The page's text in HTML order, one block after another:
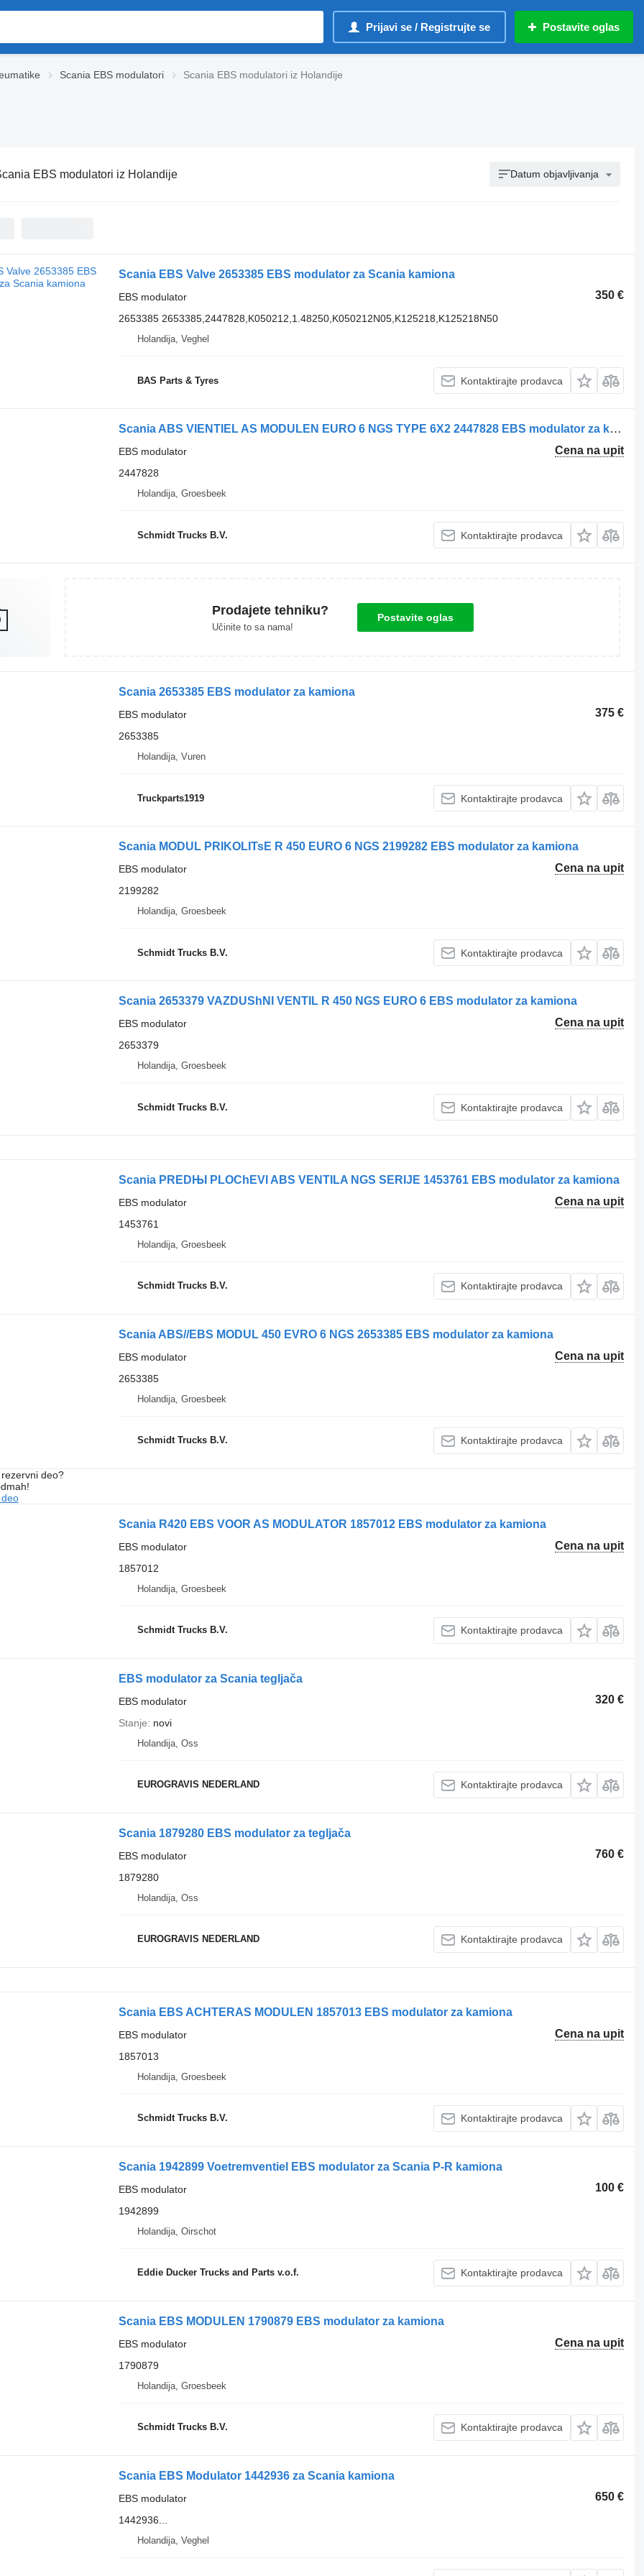
Prijavi se / Registrujte se Postavite oglas
Scania EBS modulatori Scania EBS modulatori iz Holandije
EBS modulatori iz Holandije Datum objavljivanja
Scania EBS Valve 2653385 EBS modulator za Scania kamiona
350 €
EBS modulator
2653385 2653385,2447828,K050212,1.48250,K050212N05,K125218,K125218N50
Holandija, Veghel
BAS Parts & Tyres Kontaktirajte prodavca
Scania ABS VIENTIEL AS MODULEN EURO 6 NGS TYPE 6X2 2447828 EBS modulator za kamiona
Cena na upit
EBS modulator
2447828
Holandija, Groesbeek
Schmidt Trucks B.V. Kontaktirajte prodavca
Prodajete tehniku?
Učinite to sa nama!
Postavite oglas
Scania 2653385 EBS modulator za kamiona
375 €
EBS modulator
2653385
Holandija, Vuren
Truckparts1919 Kontaktirajte prodavca
Scania MODUL PRIKOLITsE R 450 EURO 6 NGS 2199282 EBS modulator za kamiona
Cena na upit
EBS modulator
2199282
Holandija, Groesbeek
Schmidt Trucks B.V. Kontaktirajte prodavca
Scania 2653379 VAZDUShNI VENTIL R 450 NGS EURO 6 EBS modulator za kamiona
Cena na upit
EBS modulator
2653379
Holandija, Groesbeek
Schmidt Trucks B.V. Kontaktirajte prodavca
Scania PREDЊI PLOChEVI ABS VENTILA NGS SERIЈE 1453761 EBS modulator za kamiona
Cena na upit
EBS modulator
1453761
Holandija, Groesbeek
Schmidt Trucks B.V. Kontaktirajte prodavca
Scania ABS//EBS MODUL 450 EVRO 6 NGS 2653385 EBS modulator za kamiona
Cena na upit
EBS modulator
2653385
Holandija, Groesbeek
Schmidt Trucks B.V. Kontaktirajte prodavca
dеo?
Scania R420 EBS VOOR AS MODULATOR 1857012 EBS modulator za kamiona
Cena na upit
EBS modulator
1857012
Holandija, Groesbeek
Schmidt Trucks B.V. Kontaktirajte prodavca
EBS modulator za Scania tegljača
320 €
EBS modulator
Stanje
novi
Holandija, Oss
EUROGRAVIS NEDERLAND Kontaktirajte prodavca
Scania 1879280 EBS modulator za tegljača
760 €
EBS modulator
1879280
Holandija, Oss
EUROGRAVIS NEDERLAND Kontaktirajte prodavca
Scania EBS ACHTERAS MODULEN 1857013 EBS modulator za kamiona
Cena na upit
EBS modulator
1857013
Holandija, Groesbeek
Schmidt Trucks B.V. Kontaktirajte prodavca
Scania 1942899 Voetremventiel EBS modulator za Scania P-R kamiona
100 €
EBS modulator
1942899
Holandija, Oirschot
Eddie Ducker Trucks and Parts v.o.f. Kontaktirajte prodavca
Scania EBS MODULEN 1790879 EBS modulator za kamiona
Cena na upit
EBS modulator
1790879
Holandija, Groesbeek
Schmidt Trucks B.V. Kontaktirajte prodavca
Scania EBS Modulator 1442936 za Scania kamiona
650 €
EBS modulator
1442936...
Holandija, Veghel